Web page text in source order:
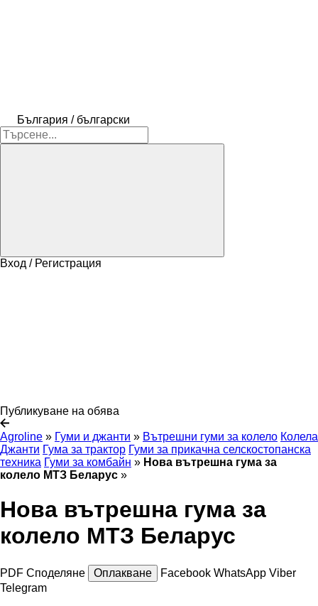
България / български
Вход / Регистрация
Публикуване на обява
Agroline » Гуми и джанти » Вътрешни гуми за колело Колела
Джанти Гума за трактор Гуми за прикачна селскостопанска
техника Гуми за комбайн » Нова вътрешна гума за
колело МТЗ Беларус »
Нова вътрешна гума за
колело МТЗ Беларус
PDF Споделяне Оплакване Facebook WhatsApp Viber
Telegram